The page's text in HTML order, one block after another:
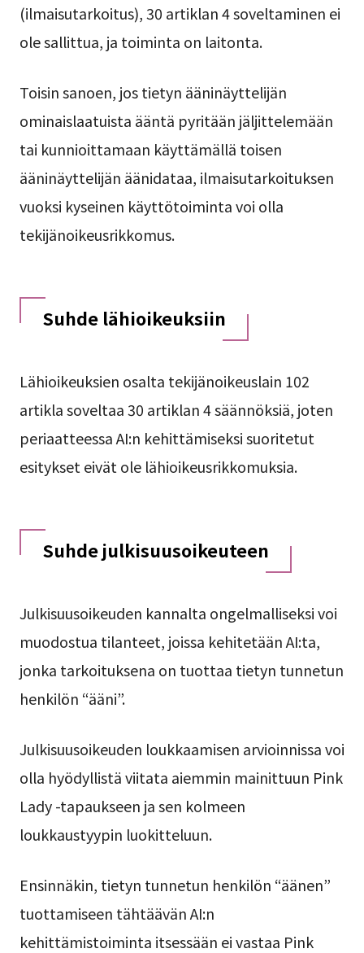
(ilmaisutarkoitus), 30 artiklan 4 soveltaminen ei
ole sallittua, ja toiminta on laitonta.
Toisin sanoen, jos tietyn ääninäyttelijän
ominaislaatuista ääntä pyritään jäljittelemään
tai kunnioittamaan käyttämällä toisen
ääninäyttelijän äänidataa, ilmaisutarkoituksen
vuoksi kyseinen käyttötoiminta voi olla
tekijänoikeusrikkomus.
Suhde lähioikeuksiin
Lähioikeuksien osalta tekijänoikeuslain 102
artikla soveltaa 30 artiklan 4 säännöksiä, joten
periaatteessa AI:n kehittämiseksi suoritetut
esitykset eivät ole lähioikeusrikkomuksia.
Suhde julkisuusoikeuteen
Julkisuusoikeuden kannalta ongelmalliseksi voi
muodostua tilanteet, joissa kehitetään AI:ta,
jonka tarkoituksena on tuottaa tietyn tunnetun
henkilön “ääni”.
Julkisuusoikeuden loukkaamisen arvioinnissa voi
olla hyödyllistä viitata aiemmin mainittuun Pink
Lady -tapaukseen ja sen kolmeen
loukkaustyypin luokitteluun.
Ensinnäkin, tietyn tunnetun henkilön “äänen”
tuottamiseen tähtäävän AI:n
kehittämistoiminta itsessään ei vastaa Pink